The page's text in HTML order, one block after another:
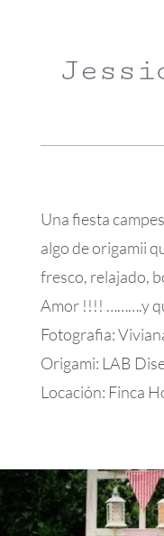
Una fiesta
algo de origamii
fresco, relajado,
Amor !!!! ……….y
Fotografia:
Origami: LAB
Locación: Finca